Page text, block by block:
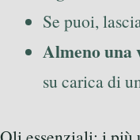
Se puoi,
Almeno una
su carica di